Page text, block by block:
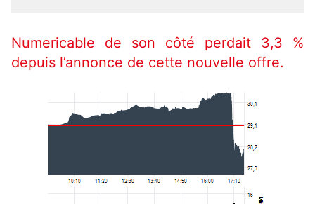
Numericable de son côté perdait 3,3 %
depuis l’annonce de cette nouvelle offre.